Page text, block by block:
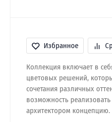
Избранное
Коллекция включает в
цветовых решений,
сочетания различных
возможность
архитектором концепцию.